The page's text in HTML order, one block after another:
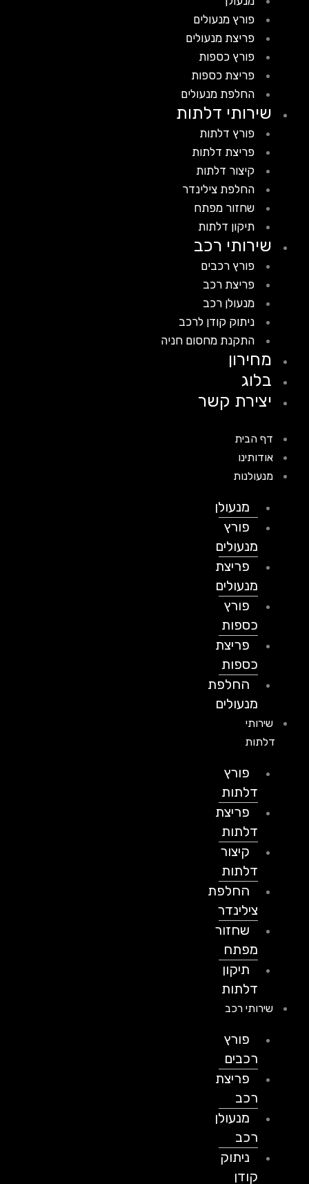
פורץ מנעולים
פריצת מנעולים
פורץ כספות
פריצת כספות
החלפת מנעולים
שירותי דלתות
פורץ דלתות
פריצת דלתות
קיצור דלתות
החלפת צילינדר
שחזור מפתח
תיקון דלתות
שירותי רכב
פורץ רכבים
פריצת רכב
מנעולן רכב
ניתוק קודן לרכב
התקנת מחסום חניה
מחירון
בלוג
יצירת קשר
דף הבית
אודותינו
מנעולנות
מנעולן
פורץ
מנעולים
פריצת
מנעולים
פורץ
כספות
פריצת
כספות
החלפת
מנעולים
שירותי
דלתות
פורץ
דלתות
פריצת
דלתות
קיצור
דלתות
החלפת
צילינדר
שחזור
מפתח
תיקון
דלתות
שירותי רכב
פורץ
רכבים
פריצת
מנעולן
ניתוק